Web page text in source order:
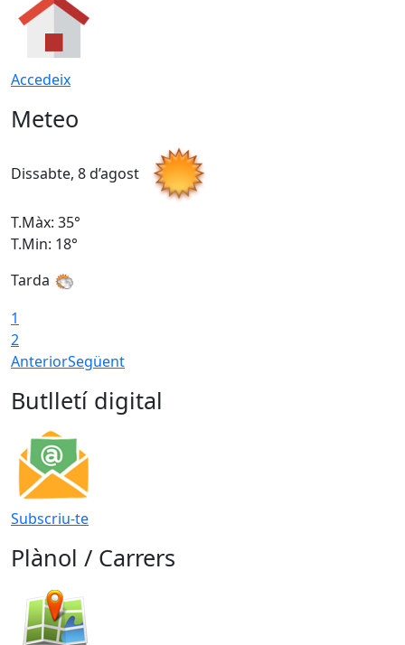
Accedeix
Meteo
Dissabte, 8 d’agost
T.Màx: 35°
T.Min: 18°
Tarda
1
2
AnteriorSegüent
Butlletí digital
Subscriu-te
Plànol / Carrers